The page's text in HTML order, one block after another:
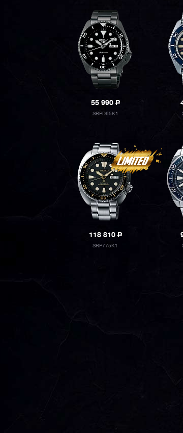
55 990P
SRPD65K1
118 810P
SRP775K1